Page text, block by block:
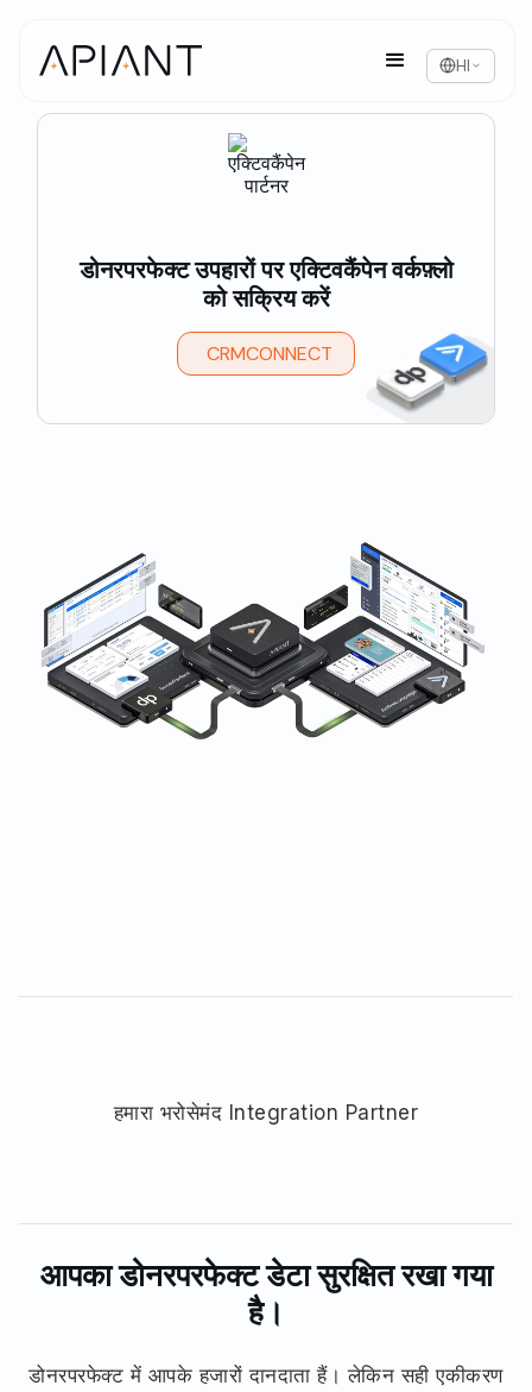
HI
डोनरपरफेक्ट उपहारों पर एक्टिवकैंपेन वर्कफ़्लो
को सक्रिय करें
CRMCONNECT
हमारा भरोसेमंद Integration Partner
आपका डोनरपरफेक्ट डेटा सुरक्षित रखा गया
है।
डोनरपरफेक्ट में आपके हजारों दानदाता हैं। लेकिन सही एकीकरण